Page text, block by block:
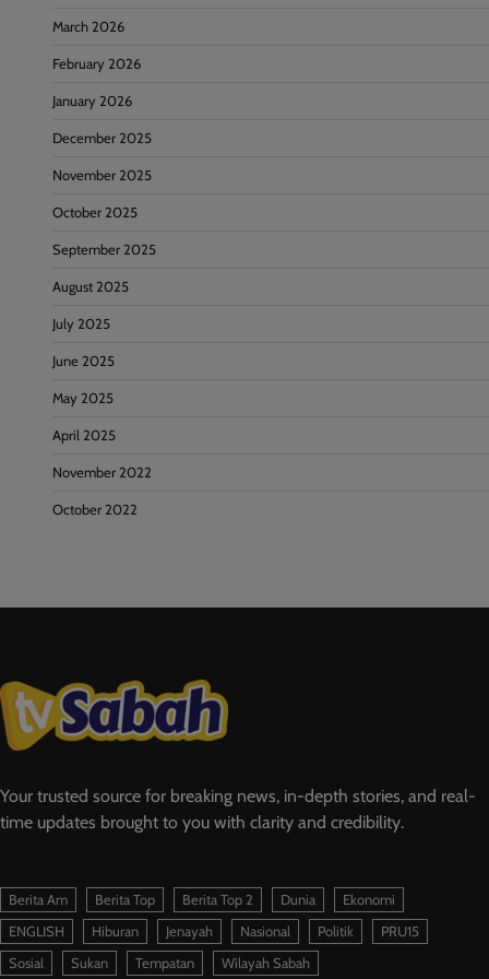
March 2026
February 2026
January 2026
December 2025
November 2025
October 2025
September 2025
August 2025
July 2025
June 2025
May 2025
April 2025
November 2022
October 2022
Your trusted source for breaking news, in-depth stories, and real-
time updates brought to you with clarity and credibility.
Berita Am Berita Top Berita Top 2 Dunia
Ekonomi
ENGLISH
Hiburan Jenayah Nasional Politik
PRU15
Sosial
Sukan Tempatan Wilayah Sabah